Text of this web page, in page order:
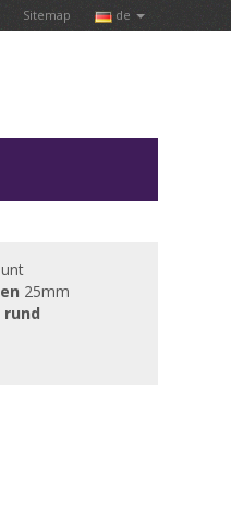
Sitemap de
25mm
rund